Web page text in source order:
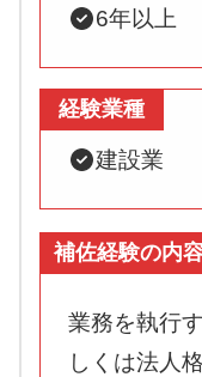
6年以上
経験業種
建設業
補佐経験の内
業務を執行
しくは法人